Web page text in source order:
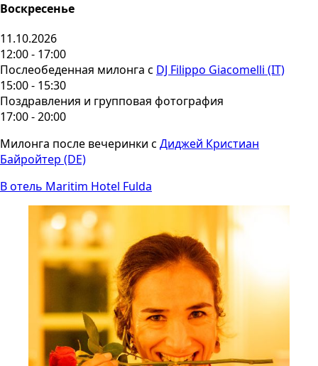
Воскресенье
11.10.2026
12:00 - 17:00
Послеобеденная милонга с DJ Filippo Giacomelli (IT)
15:00 - 15:30
Поздравления и групповая фотография
17:00 - 20:00
Милонга после вечеринки с Диджей Кристиан
Байройтер (DE)
В отель Maritim Hotel Fulda